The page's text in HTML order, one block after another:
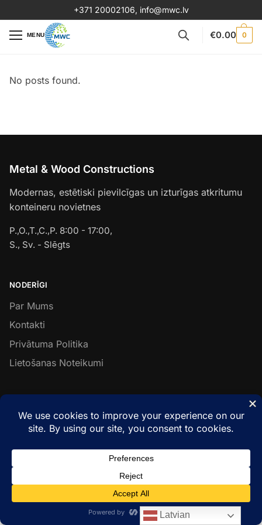
+371 20002106, info@mwc.lv
MENU €0.00 0
No posts found.
Metal & Wood Constructions
Modernas, estētiski pievilcīgas un izturīgas atkritumu
konteineru novietnes
P.,O.,T.,C.,P. 8:00 - 17:00,
S., Sv. - Slēgts
NODERĪGI
Par Mums
Kontakti
Privātuma Politika
Lietošanas Noteikumi
Facebook
© Metal & Wood Constructions 2026
Latvian